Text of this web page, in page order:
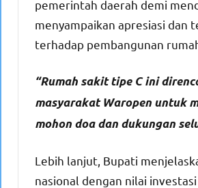
pemerintah daerah demi
menyampaikan apresiasi dan
terhadap pembangunan
“Rumah sakit tipe C ini
masyarakat Waropen untuk
mohon doa dan dukungan
Lebih lanjut, Bupati
nasional dengan nilai